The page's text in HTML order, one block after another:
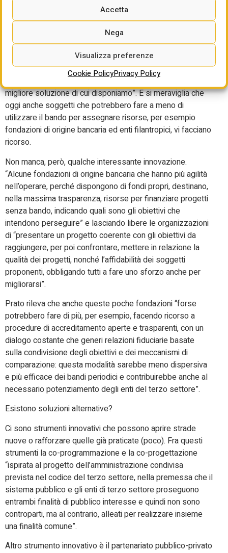
Accetta
Nega
Visualizza preferenze
Cookie PolicyPrivacy Policy
Prato ammette che l’assegnazione di risorse tramite
bando ha rappresentato “un passo avanti rispetto a un
periodo storico in cui venivano attribuite senza regole
trasparenti” e il bando pubblico “ha certamente un
vantaggio, che consente di metterci al riparo da eventuali
rilievi circa l’utilizzo clientelare delle risorse”. Dissente
però con l’opinione prevalente che il bando rappresenti “la
migliore soluzione di cui disponiamo”. E si meraviglia che
oggi anche soggetti che potrebbero fare a meno di
utilizzare il bando per assegnare risorse, per esempio
fondazioni di origine bancaria ed enti filantropici, vi facciano
ricorso.
Non manca, però, qualche interessante innovazione.
“Alcune fondazioni di origine bancaria che hanno più agilità
nell’operare, perché dispongono di fondi propri, destinano,
nella massima trasparenza, risorse per finanziare progetti
senza bando, indicando quali sono gli obiettivi che
intendono perseguire” e lasciando libere le organizzazioni
di “presentare un progetto coerente con gli obiettivi da
raggiungere, per poi confrontare, mettere in relazione la
qualità dei progetti, nonché l’affidabilità dei soggetti
proponenti, obbligando tutti a fare uno sforzo anche per
migliorarsi”.
Prato rileva che anche queste poche fondazioni “forse
potrebbero fare di più, per esempio, facendo ricorso a
procedure di accreditamento aperte e trasparenti, con un
dialogo costante che generi relazioni fiduciarie basate
sulla condivisione degli obiettivi e dei meccanismi di
comparazione: questa modalità sarebbe meno dispersiva
e più efficace dei bandi periodici e contribuirebbe anche al
necessario potenziamento degli enti del terzo settore”.
Esistono soluzioni alternative?
Ci sono strumenti innovativi che possono aprire strade
nuove o rafforzare quelle già praticate (poco). Fra questi
strumenti la co-programmazione e la co-progettazione
“ispirata al progetto dell’amministrazione condivisa
prevista nel codice del terzo settore, nella premessa che il
sistema pubblico e gli enti di terzo settore proseguono
entrambi finalità di pubblico interesse e quindi non sono
controparti, ma al contrario, alleati per realizzare insieme
una finalità comune”.
Altro strumento innovativo è il partenariato pubblico-privato